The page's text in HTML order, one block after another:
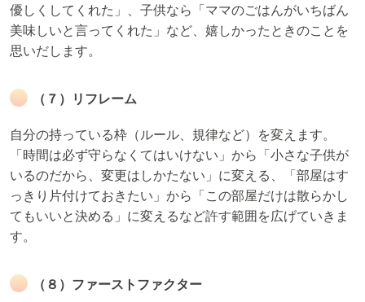
優しくしてくれた」、子供なら「ママのごはんがいちばん
美味しいと言ってくれた」など、嬉しかったときのことを
思いだします。
（７）リフレーム
自分の持っている枠（ルール、規律など）を変えます。
「時間は必ず守らなくてはいけない」から「小さな子供が
いるのだから、変更はしかたない」に変える、「部屋はす
っきり片付けておきたい」から「この部屋だけは散らかし
てもいいと決める」に変えるなど許す範囲を広げていきま
す。
（８）ファーストファクター